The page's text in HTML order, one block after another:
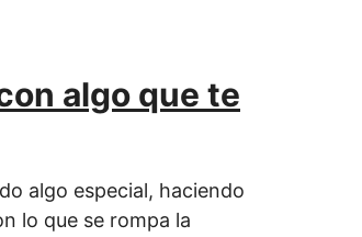
algo que te
algo especial, haciendo
lo que se rompa la